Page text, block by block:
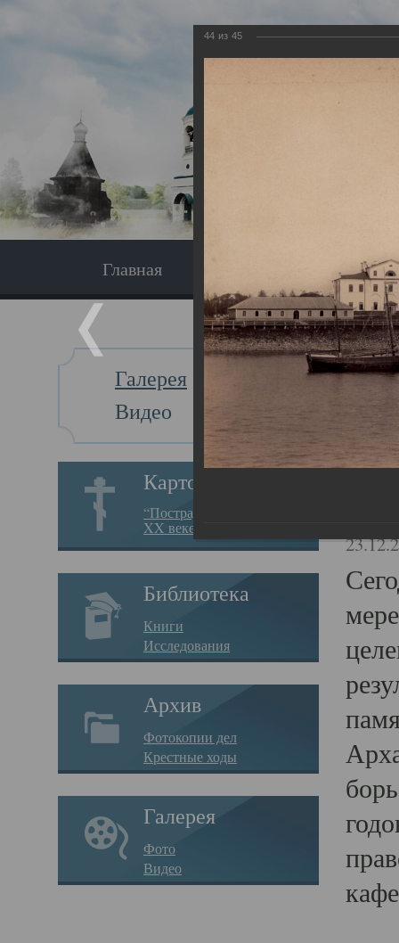
Главная
Галерея
Видео
Картотека
“Пострадавшие за веру в
XX веке на Севере”
Библиотека
Книги
Исследования
Архив
Фотокопии дел
Крестные ходы
Галерея
Фото
Видео
Главная
44 из 45